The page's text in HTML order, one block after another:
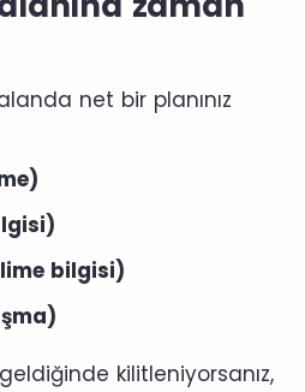
net bir planınız
bilgisi)
kilitleniyorsanız,